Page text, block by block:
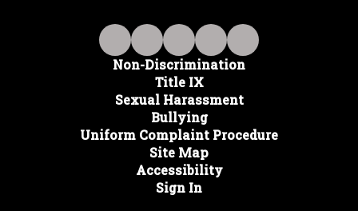
Non-Discrimination
Title IX
Sexual Harassment
Bullying
Uniform Complaint Procedure
Site Map
Accessibility
Sign In